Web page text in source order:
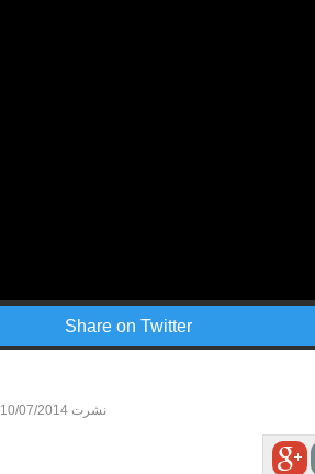
Share on Twitter
نشرت 10/07/2014 على 00:23